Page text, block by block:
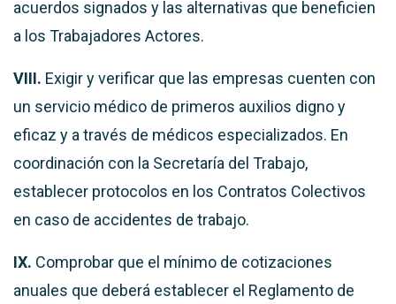
acuerdos signados y las alternativas que beneficien
a los Trabajadores Actores.
VIII. Exigir y verificar que las empresas cuenten con
un servicio médico de primeros auxilios digno y
eficaz y a través de médicos especializados. En
coordinación con la Secretaría del Trabajo,
establecer protocolos en los Contratos Colectivos
en caso de accidentes de trabajo.
IX. Comprobar que el mínimo de cotizaciones
anuales que deberá establecer el Reglamento de